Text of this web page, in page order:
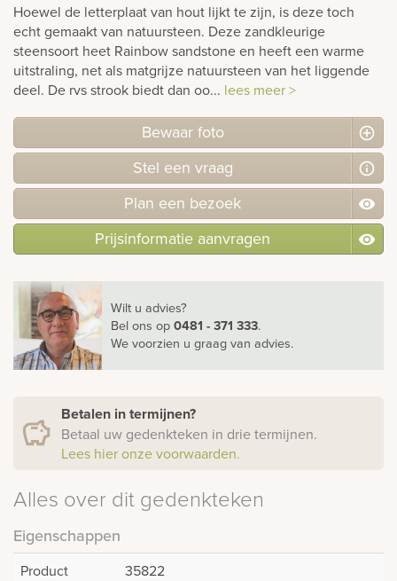
Hoewel de letterplaat van hout lijkt te zijn, is deze toch
echt gemaakt van natuursteen. Deze zandkleurige
steensoort heet Rainbow sandstone en heeft een warme
uitstraling, net als matgrijze natuursteen van het liggende
deel. De rvs strook biedt dan oo... lees meer >
Bewaar foto
Stel een vraag
Plan een bezoek
Prijsinformatie aanvragen
Wilt u advies?
Bel ons op0481 - 371 333.
We voorzien u graag van advies.
Betalen in termijnen?
Betaal uw gedenkteken in drie termijnen.
Lees hier onze voorwaarden.
Alles over dit gedenkteken
Eigenschappen
Product
35822